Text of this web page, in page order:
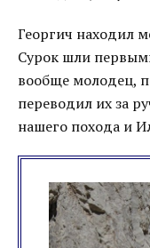
Георгич находил
Сурок шли
вообще молодец,
переводил их за
нашего похода и